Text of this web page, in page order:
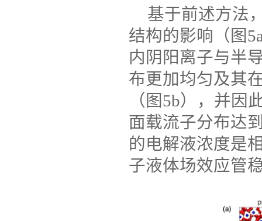
基于前述方法
结构的影响（图
内阴阳离子与半
布更加均匀及其
（图5b），并因
面载流子分布达
的电解液浓度是
子液体场效应管